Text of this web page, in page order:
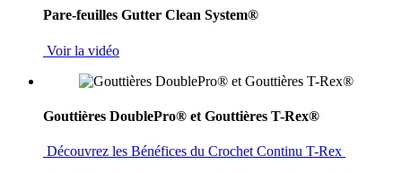
Pare-feuilles Gutter Clean System®
Voir la vidéo
Gouttières DoublePro® et Gouttières T-Rex®
Découvrez les Bénéfices du Crochet Continu T-Rex